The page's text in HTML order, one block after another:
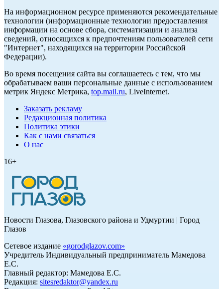
На информационном ресурсе применяются рекомендательные
технологии (информационные технологии предоставления
информации на основе сбора, систематизации и анализа
сведений, относящихся к предпочтениям пользователей сети
"Интернет", находящихся на территории Российской
Федерации).
Во время посещения сайта вы соглашаетесь с тем, что мы
обрабатываем ваши персональные данные с использованием
метрик Яндекс Метрика, top.mail.ru, LiveInternet.
Заказать рекламу
Редакционная политика
Политика этики
Как с нами связаться
О нас
16+
Новости Глазова, Глазовского района и Удмуртии | Город
Глазов
Сетевое издание «gorodglazov.com»
Учредитель Индивидуальный предприниматель Мамедова
Е.С.
Главный редактор: Мамедова Е.С.
Редакция: sitesredaktor@yandex.ru